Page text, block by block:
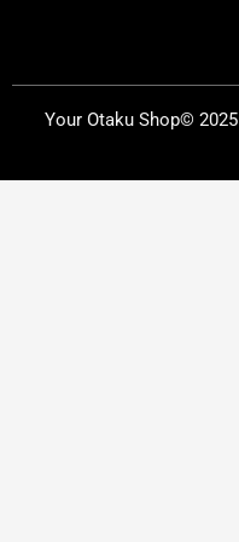
Your Otaku Shop©